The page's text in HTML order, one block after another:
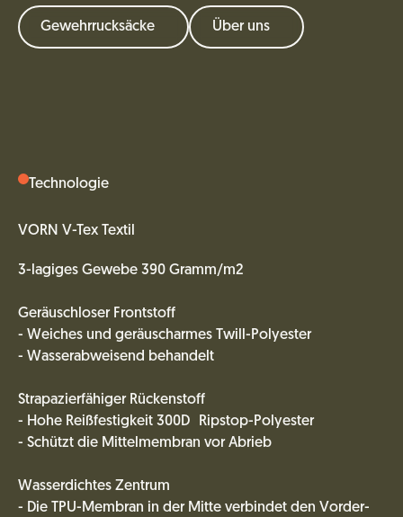
Gewehrrucksäcke Über uns
Technologie
VORN V-Tex Textil
3-lagiges Gewebe 390 Gramm/m2
Geräuschloser Frontstoff
- Weiches und geräuscharmes Twill-Polyester
- Wasserabweisend behandelt
Strapazierfähiger Rückenstoff
- Hohe Reißfestigkeit 300D Ripstop-Polyester
- Schützt die Mittelmembran vor Abrieb
Wasserdichtes Zentrum
- Die TPU-Membran in der Mitte verbindet den Vorder-